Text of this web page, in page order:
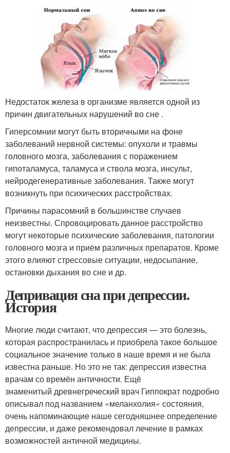
Недостаток железа в организме является одной из
причин двигательных нарушений во сне .
Гиперсомнии могут быть вторичными на фоне
заболеваний нервной системы: опухоли и травмы
головного мозга, заболевания с поражением
гипоталамуса, таламуса и ствола мозга, инсульт,
нейродегенеративные заболевания. Также могут
возникнуть при психических расстройствах.
Причины парасомний в большинстве случаев
неизвестны. Спровоцировать данное расстройство
могут некоторые психические заболевания, патологии
головного мозга и приём различных препаратов. Кроме
этого влияют стрессовые ситуации, недосыпание,
остановки дыхания во сне и др.
Депривация сна при депрессии.
История
Многие люди считают, что депрессия — это болезнь,
которая распространилась и приобрела такое большое
социальное значение только в наше время и не была
известна раньше. Но это не так: депрессия известна
врачам со времён античности. Ещё
знаменитый древнегреческий врач Гиппократ подробно
описывал под названием «меланхолия» состояния,
очень напоминающие наше сегодняшнее определение
депрессии, и даже рекомендовал лечение в рамках
возможностей античной медицины.